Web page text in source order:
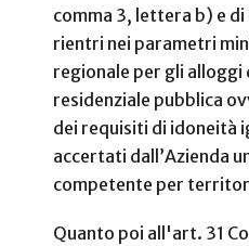
comma 3, lettera b) e
rientri nei parametri
regionale per gli alloggi
residenziale pubblica
dei requisiti di idoneità
accertati dall’Azienda
competente per
Quanto poi all'art. 31